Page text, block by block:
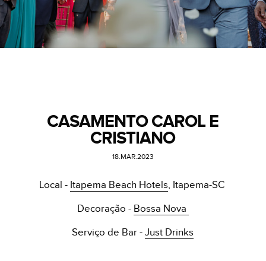
CASAMENTO CAROL E
CRISTIANO
18.MAR.2023
Local - Itapema Beach Hotels, Itapema-SC
Decoração - Bossa Nova
Serviço de Bar -Just Drinks